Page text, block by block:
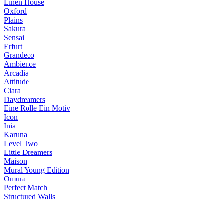
Linen House
Oxford
Plains
Sakura
Sensai
Erfurt
Grandeco
Ambience
Arcadia
Attitude
Ciara
Daydreamers
Eine Rolle Ein Motiv
Icon
Inia
Karuna
Level Two
Little Dreamers
Maison
Mural Young Edition
Omura
Perfect Match
Structured Walls